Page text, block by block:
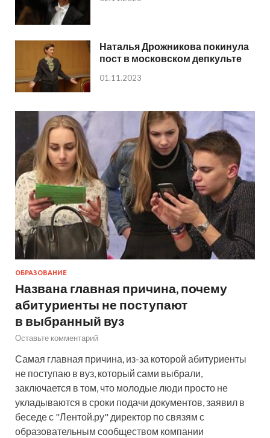
Наталья Дрожникова покинула
пост в московском депкульте
01.11.2023
ОБРАЗОВАНИЕ
Названа главная причина, почему
абитуриенты не поступают
в выбранный вуз
Оставьте комментарий
Самая главная причина, из-за которой абитуриенты
не поступаю в вуз, который сами выбрали,
заключается в том, что молодые люди просто не
укладываются в сроки подачи документов, заявил в
беседе с "Лентой.ру" директор по связям с
образовательным сообществом компании